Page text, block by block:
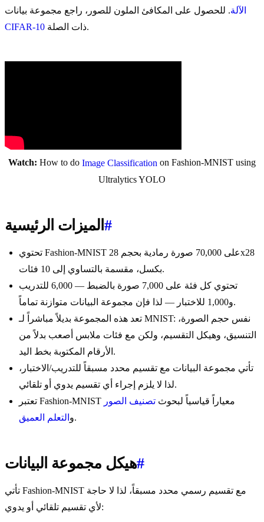
الآلة. للحصول على المكافئ الملون للصور، راجع مجموعة بيانات
CIFAR-10
ذات الصلة.
Watch: How to do Image Classification on Fashion-MNIST using
Ultralytics YOLO
الميزات الرئيسية #
تحتوي Fashion-MNIST على 70,000 صورة رمادية بحجم 28x28
بكسل، مقسمة بالتساوي إلى 10 فئات.
تحتوي كل فئة على 7,000 صورة بالضبط — 6,000 للتدريب
و1,000 للاختبار — لذا فإن مجموعة البيانات متوازنة تماماً.
تعد هذه المجموعة بديلاً مباشراً لـ MNIST: نفس حجم الصورة،
التنسيق، وهيكل التقسيم، ولكن مع فئات ملابس أصعب بدلاً من
الأرقام المكتوبة بخط اليد.
تأتي مجموعة البيانات مع تقسيم محدد مسبقاً للتدريب/الاختبار،
لذا لا يلزم إجراء أي تقسيم يدوي أو تلقائي.
تعتبر Fashion-MNIST معياراً قياسياً لبحوث تصنيف الصور
و التعلم العميق .
هيكل مجموعة البيانات#
تأتي Fashion-MNIST مع تقسيم رسمي محدد مسبقاً، لذا لا حاجة
لأي تقسيم تلقائي أو يدوي: